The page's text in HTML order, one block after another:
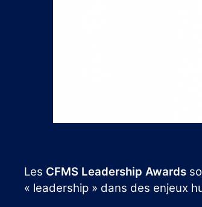
Les CFMS Leadership Awards
« leadership » dans des enjeux